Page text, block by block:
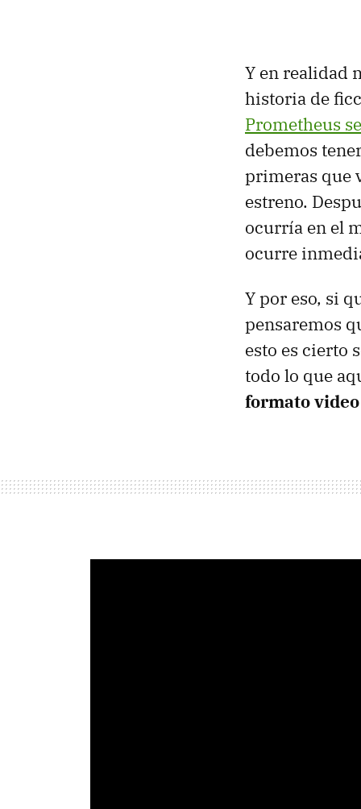
Y en realidad
historia de
Prometheus
debemos
primeras que
estreno.
ocurría en el
ocurre
Y por eso, si
pensaremos
esto es cierto
todo lo que
formato